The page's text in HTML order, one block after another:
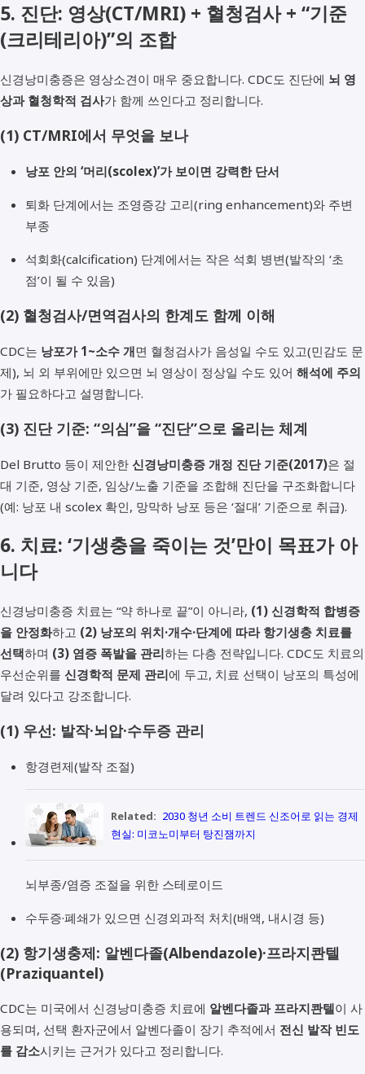
5. 진단: 영상(CT/MRI) + 혈청검사 + “기준
(크리테리아)”의 조합
신경낭미충증은 영상소견이 매우 중요합니다. CDC도 진단에 뇌 영
상과 혈청학적 검사가 함께 쓰인다고 정리합니다.
(1) CT/MRI에서 무엇을 보나
낭포 안의 ‘머리(scolex)’가 보이면 강력한 단서
퇴화 단계에서는 조영증강 고리(ring enhancement)와 주변
부종
석회화(calcification) 단계에서는 작은 석회 병변(발작의 ‘초
점’이 될 수 있음)
(2) 혈청검사/면역검사의 한계도 함께 이해
CDC는 낭포가 1~소수 개면 혈청검사가 음성일 수도 있고(민감도 문
제), 뇌 외 부위에만 있으면 뇌 영상이 정상일 수도 있어 해석에 주의
가 필요하다고 설명합니다.
(3) 진단 기준: “의심”을 “진단”으로 올리는 체계
Del Brutto 등이 제안한 신경낭미충증 개정 진단 기준(2017)은 절
대 기준, 영상 기준, 임상/노출 기준을 조합해 진단을 구조화합니다
(예: 낭포 내 scolex 확인, 망막하 낭포 등은 ‘절대’ 기준으로 취급).
6. 치료: ‘기생충을 죽이는 것’만이 목표가 아
니다
신경낭미충증 치료는 “약 하나로 끝”이 아니라, (1) 신경학적 합병증
을 안정화하고 (2) 낭포의 위치·개수·단계에 따라 항기생충 치료를
선택하며 (3) 염증 폭발을 관리하는 다층 전략입니다. CDC도 치료의
우선순위를 신경학적 문제 관리에 두고, 치료 선택이 낭포의 특성에
달려 있다고 강조합니다.
(1) 우선: 발작·뇌압·수두증 관리
항경련제(발작 조절)
Related: 2030 청년 소비 트렌드 신조어로 읽는 경제
현실: 미코노미부터 탕진잼까지
뇌부종/염증 조절을 위한 스테로이드
수두증·폐쇄가 있으면 신경외과적 처치(배액, 내시경 등)
(2) 항기생충제: 알벤다졸(Albendazole)·프라지콴텔
(Praziquantel)
CDC는 미국에서 신경낭미충증 치료에 알벤다졸과 프라지콴텔이 사
용되며, 선택 환자군에서 알벤다졸이 장기 추적에서 전신 발작 빈도
를 감소시키는 근거가 있다고 정리합니다.